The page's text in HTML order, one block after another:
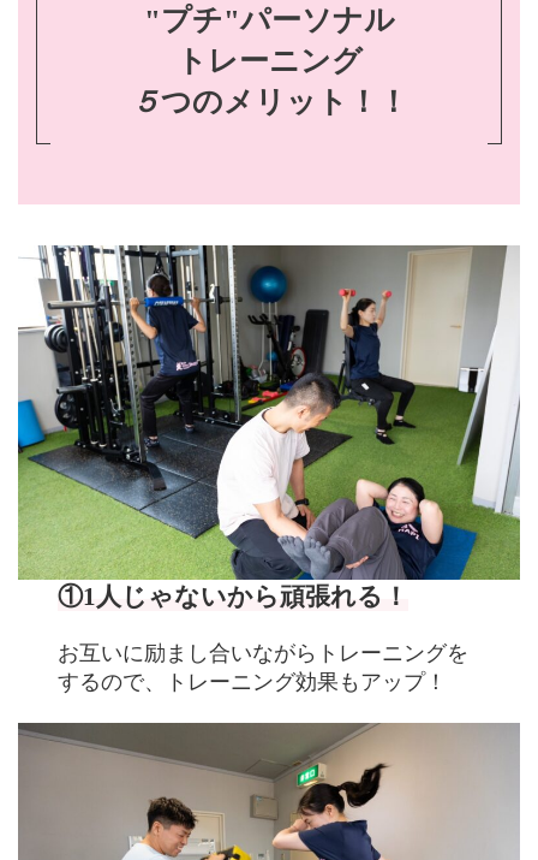
"プチ"パーソナル
トレーニング
５つのメリット！！
①1人じゃないから頑張れる！
お互いに励まし合いながらトレーニングを
するので、トレーニング効果もアップ！